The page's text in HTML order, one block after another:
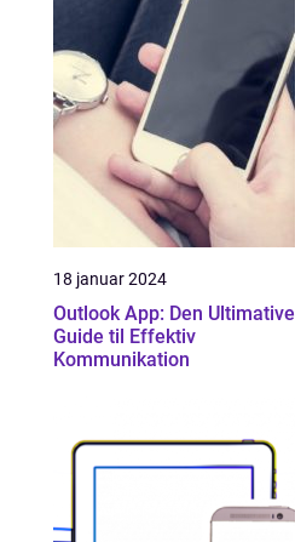
18 januar 2024
Outlook App: Den Ultimative
Guide til Effektiv
Kommunikation